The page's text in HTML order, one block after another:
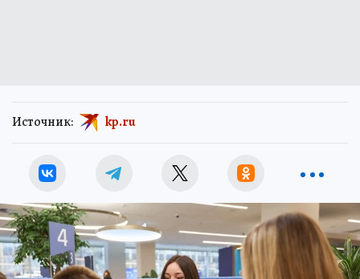
Источник: kp.ru